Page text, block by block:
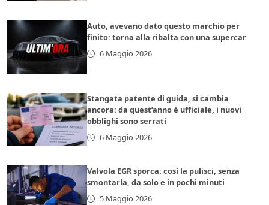
Auto, avevano dato questo marchio per
finito: torna alla ribalta con una supercar
6 Maggio 2026
Stangata patente di guida, si cambia
ancora: da quest’anno è ufficiale, i nuovi
obblighi sono serrati
6 Maggio 2026
Valvola EGR sporca: così la pulisci, senza
smontarla, da solo e in pochi minuti
5 Maggio 2026